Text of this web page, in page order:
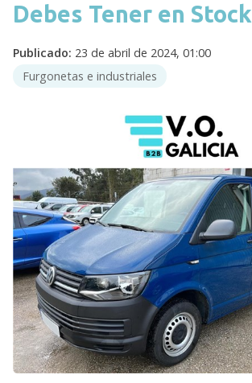
Debes Tener en Stock
Publicado: 23 de abril de 2024, 01:00
Furgonetas e industriales